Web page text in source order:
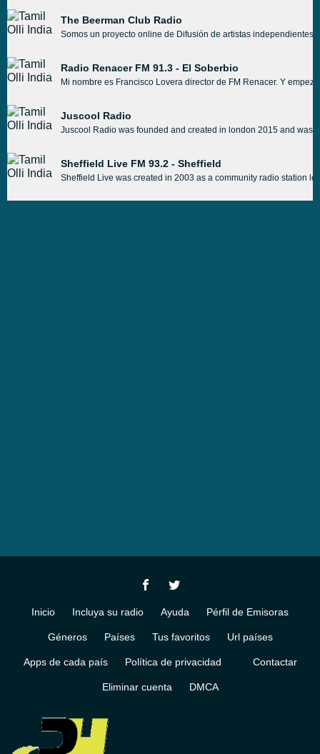
The Beerman Club Radio
Somos un proyecto online de Difusión de artistas
Radio Renacer FM 91.3 - El Soberbio
Mi nombre es Francisco Lovera director de FM Renacer. Y
Juscool Radio
Juscool Radio was founded and created in london 2015 and was
Sheffield Live FM 93.2 - Sheffield
Sheffield Live was created in 2003 as a community radio station
Inicio Incluya su radio Ayuda Pérfil de Emisoras
Géneros Países Tus favoritos Url países
Apps de cada país Política de privacidad Contactar
Eliminar cuenta DMCA